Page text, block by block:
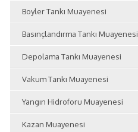
Boyler Tankı Muayenesi
Basınçlandırma Tankı Muayenesi
Depolama Tankı Muayenesi
Vakum Tankı Muayenesi
Yangın Hidroforu Muayenesi
Kazan Muayenesi